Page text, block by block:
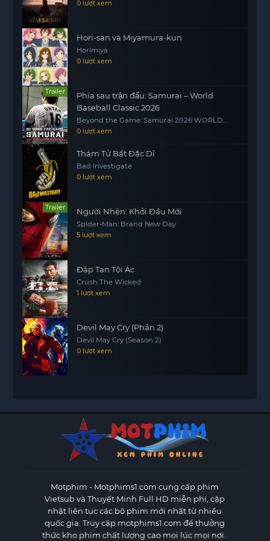
0 lượt xem
Hori-san và Miyamura-kun
Horimiya
0 lượt xem
Trailer
Phía sau trận đấu: Samurai – World
Baseball Classic 2026
Beyond the Game: Samurai 2026 WORLD
BASEBALL CLASSIC
0 lượt xem
Thám Tử Bất Đắc Dĩ
Bad Investigate
0 lượt xem
Trailer Người Nhện: Khởi Đầu Mới
Spider-Man: Brand New Day
5 lượt xem
Đập Tan Tội Ác
Crush The Wicked
1 lượt xem
Devil May Cry (Phần 2)
Devil May Cry (Season 2)
0 lượt xem
Motphim - Motphims1.com cung cấp phim
Vietsub và Thuyết Minh Full HD miễn phí, cập
nhật liên tục các bộ phim mới nhất từ nhiều
quốc gia. Truy cập motphims1.com để thưởng
thức kho phim chất lượng cao mọi lúc mọi nơi..